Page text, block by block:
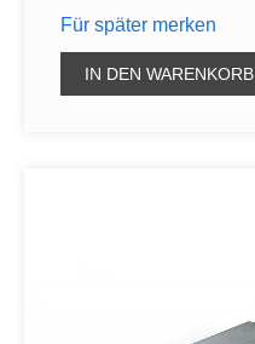
Für später merken
IN DEN WARENKORB